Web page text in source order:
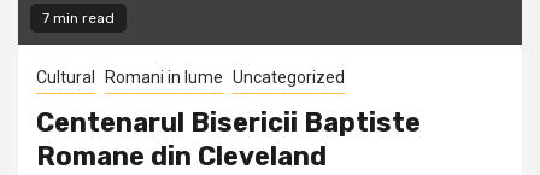
7 min read
Cultural Romani in lume Uncategorized
Centenarul Bisericii Baptiste
Romane din Cleveland